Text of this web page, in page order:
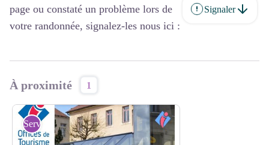
page ou constaté un problème lors de
votre randonnée, signalez-les nous ici :
Signaler
À proximité 1
Services